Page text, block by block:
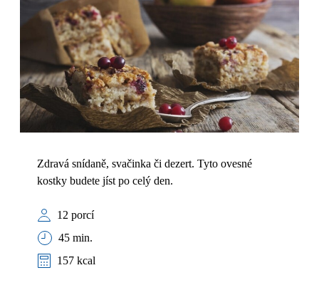
Zdravá snídaně, svačinka či dezert. Tyto ovesné
kostky budete jíst po celý den.
12 porcí
45 min.
157 kcal